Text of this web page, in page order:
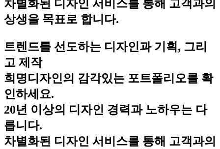
차별화된 디자인 서비스를 통해 고객과의
상생을 목표로 합니다.
트렌드를 선도하는 디자인과 기획, 그리
고 제작
희명디자인의 감각있는 포트폴리오를 확
인하세요.
20년 이상의 디자인 경력과 노하우는 다
릅니다.
차별화된 디자인 서비스를 통해 고객과의